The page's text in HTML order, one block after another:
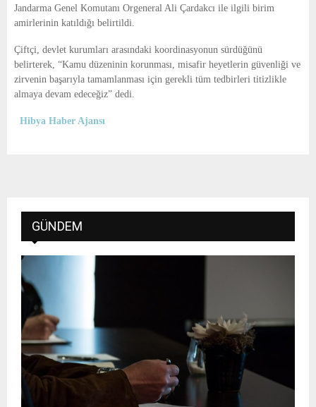
Jandarma Genel Komutanı Orgeneral Ali Çardakcı ile ilgili birim
amirlerinin katıldığı belirtildi.
Çiftçi, devlet kurumları arasındaki koordinasyonun sürdüğünü
belirterek, “Kamu düzeninin korunması, misafir heyetlerin güvenliği ve
zirvenin başarıyla tamamlanması için gerekli tüm tedbirleri titizlikle
almaya devam edeceğiz” dedi.
Hibya Haber Ajansı
GÜNDEM